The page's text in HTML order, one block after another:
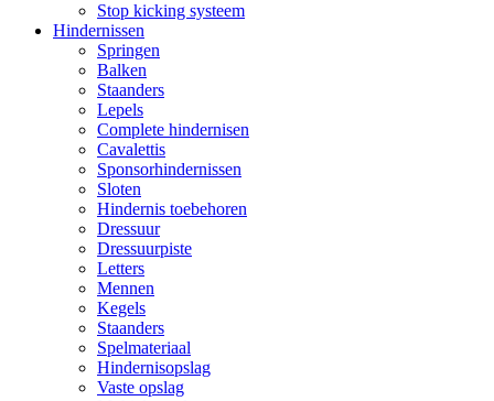
Stop kicking systeem
Hindernissen
Springen
Balken
Staanders
Lepels
Complete hindernisen
Cavalettis
Sponsorhindernissen
Sloten
Hindernis toebehoren
Dressuur
Dressuurpiste
Letters
Mennen
Kegels
Staanders
Spelmateriaal
Hindernisopslag
Vaste opslag